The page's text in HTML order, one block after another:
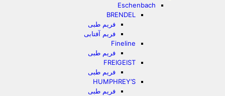
Eschenbach
BRENDEL
فریم طبی
فریم آفتابی
Fineline
فریم طبی
FREIGEIST
فریم طبی
HUMPHREY’S
فریم طبی